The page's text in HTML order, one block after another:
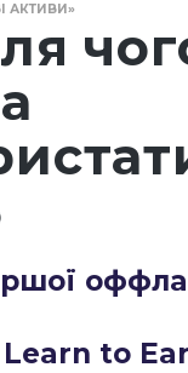
АКТИВИ»
Learn to